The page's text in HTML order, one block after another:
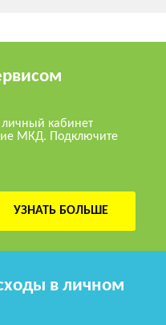
кабинет
МКД. Подключите
УЗНАТЬ БОЛЬШЕ
в личном